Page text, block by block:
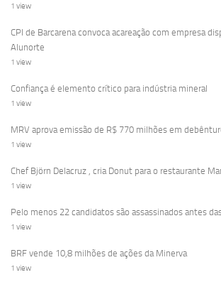
1 view
CPI de Barcarena convoca acareação com empresa
Alunorte
1 view
Confiança é elemento crítico para indústria mineral
1 view
MRV aprova emissão de R$ 770 milhões em
1 view
Chef Björn Delacruz , cria Donut para o restaurante
1 view
Pelo menos 22 candidatos são assassinados antes
1 view
BRF vende 10,8 milhões de ações da Minerva
1 view